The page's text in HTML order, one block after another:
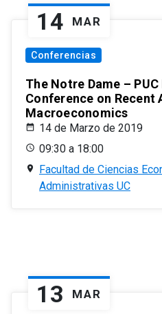
14 MAR
Conferencias
The Notre Dame –
Conference on Recent
Macroeconomics
14 de Marzo de 2019
09:30 a 18:00
Facultad de Ciencias
Administrativas UC
13 MAR